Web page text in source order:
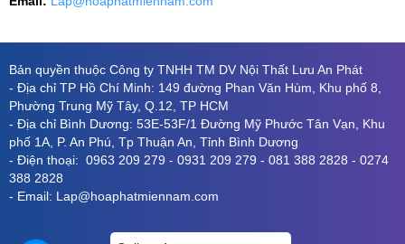
Bản quyền thuộc Công ty TNHH TM DV Nội Thất Lưu An Phát
- Địa chỉ TP Hồ Chí Minh: 149 đường Phan Văn Hùm, Khu phố 8,
Phường Trung Mỹ Tây, Q.12, TP HCM
- Địa chỉ Bình Dương: 53E-53F/1 Đường Mỹ Phước Tân Vạn, Khu
phố 1A, P. An Phú, Tp Thuận An, Tỉnh Bình Dương
- Điện thoại: 0963 209 279 - 0931 209 279 - 081 388 2828 - 0274
388 2828
- Email: Lap@hoaphatmiennam.com